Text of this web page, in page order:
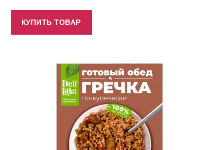
КУПИТЬ ТОВАР